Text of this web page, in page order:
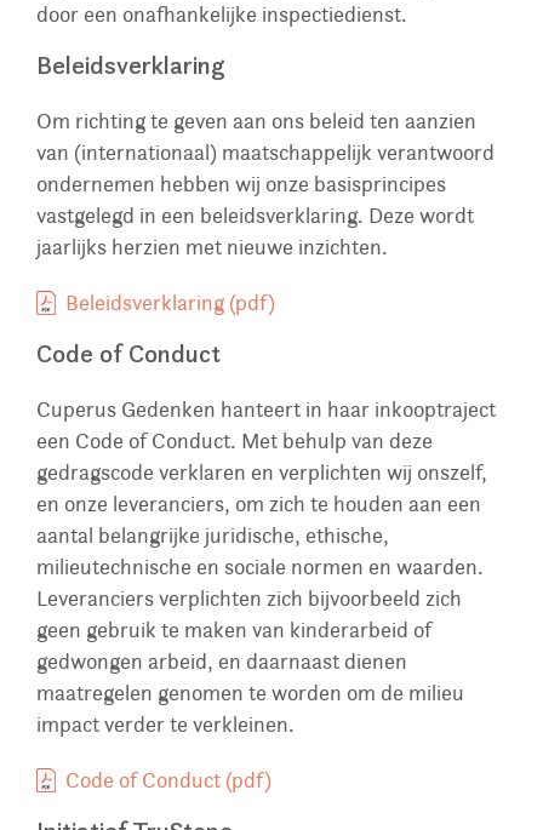
door een onafhankelijke inspectiedienst.
Beleidsverklaring
Om richting te geven aan ons beleid ten aanzien
van (internationaal) maatschappelijk verantwoord
ondernemen hebben wij onze basisprincipes
vastgelegd in een beleidsverklaring. Deze wordt
jaarlijks herzien met nieuwe inzichten.
Beleidsverklaring (pdf)
Code of Conduct
Cuperus Gedenken hanteert in haar inkooptraject
een Code of Conduct. Met behulp van deze
gedragscode verklaren en verplichten wij onszelf,
en onze leveranciers, om zich te houden aan een
aantal belangrijke juridische, ethische,
milieutechnische en sociale normen en waarden.
Leveranciers verplichten zich bijvoorbeeld zich
geen gebruik te maken van kinderarbeid of
gedwongen arbeid, en daarnaast dienen
maatregelen genomen te worden om de milieu
impact verder te verkleinen.
Code of Conduct (pdf)